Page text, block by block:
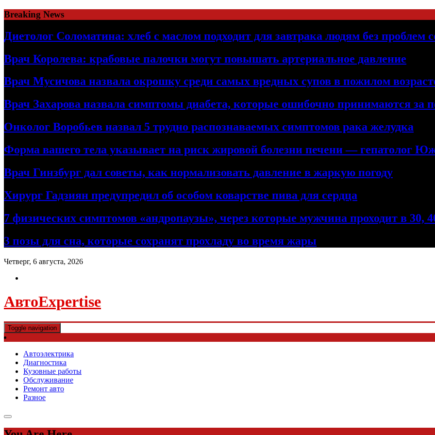
Skip
to
content
Breaking News
Диетолог Соломатина: хлеб с маслом подходит для завтрака людям без проблем
Врач Королева: крабовые палочки могут повышать артериальное давление
Врач Мусичова назвала окрошку среди самых вредных супов в пожилом
Врач Захарова назвала симптомы диабета, которые ошибочно принимаются за
Онколог Воробьев назвал 5 трудно распознаваемых симптомов рака желудка
Форма вашего тела указывает на риск жировой болезни печени — гепатолог
Врач Гинзбург дал советы, как нормализовать давление в жаркую погоду
Хирург Гадзиян предупредил об особом коварстве пива для сердца
7 физических симптомов «андропаузы», через которые мужчина проходит в 30,
3 позы для сна, которые сохранят прохладу во время жары
Четверг, 6 августа, 2026
АвтоExpertise
Toggle navigation
Автоэлектрика
Диагностика
Кузовные работы
Обслуживание
Ремонт авто
Разное